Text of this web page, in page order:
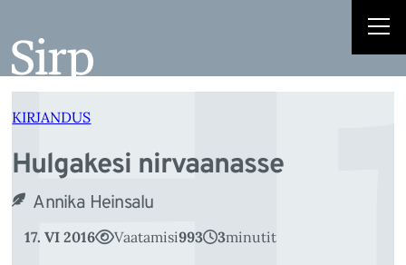
juurde
KIRJANDUS
Hulgakesi nirvaanasse
Annika Heinsalu
17. VI 2016 Vaatamisi993 3minutit